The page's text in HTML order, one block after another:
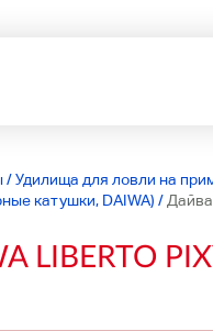
/Удилища для ловли на
катушки, DAIWA) /
LIBERTO